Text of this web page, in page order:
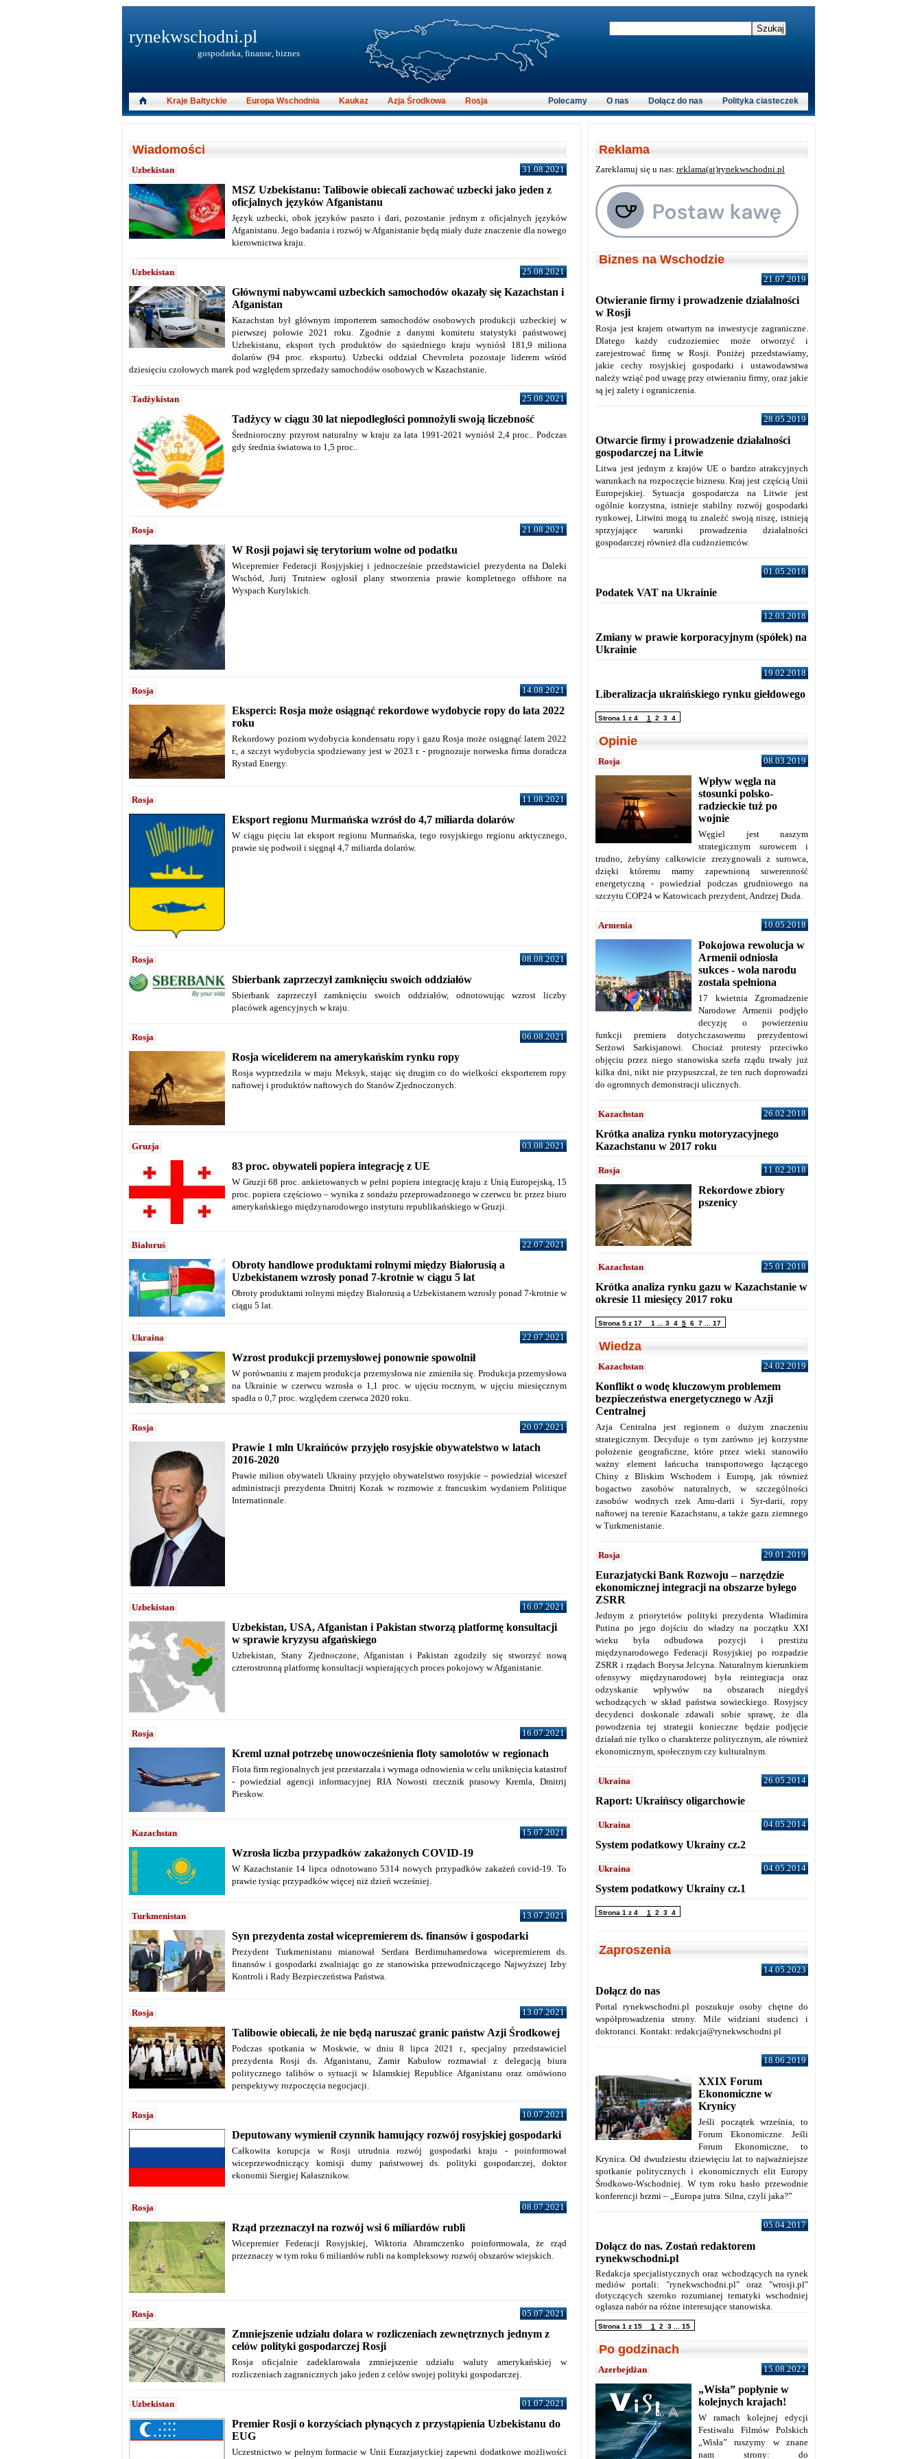
Wiadomości
Uzbekistan 31.08.2021
MSZ Uzbekistanu: Talibowie obiecali zachować uzbecki jako jeden z
oficjalnych języków Afganistanu
Język uzbecki, obok języków paszto i dari, pozostanie jednym z oficjalnych języków
Afganistanu. Jego badania i rozwój w Afganistanie będą miały duże znaczenie dla nowego
kierownictwa kraju.
Uzbekistan 25.08.2021
Głównymi nabywcami uzbeckich samochodów okazały się Kazachstan i
Afganistan
Kazachstan był głównym importerem samochodów osobowych produkcji uzbeckiej w
pierwszej połowie 2021 roku. Zgodnie z danymi komitetu statystyki państwowej
Uzbekistanu, eksport tych produktów do sąsiedniego kraju wyniósł 181,9 miliona
dolarów (94 proc. eksportu). Uzbecki oddział Chevroleta pozostaje liderem wśród
dziesięciu czołowych marek pod względem sprzedaży samochodów osobowych w Kazachstanie.
Tadżykistan 25.08.2021
Tadżycy w ciągu 30 lat niepodległości pomnożyli swoją liczebność
Średnioroczny przyrost naturalny w kraju za lata 1991-2021 wyniósł 2,4 proc.. Podczas
gdy średnia światowa to 1,5 proc..
Rosja 21.08.2021
W Rosji pojawi się terytorium wolne od podatku
Wicepremier Federacji Rosjyjskiej i jednocześnie przedstawiciel prezydenta na Daleki
Wschód, Jurij Trutniew ogłosił plany stworzenia prawie kompletnego offshore na
Wyspach Kurylskich.
Rosja 14.08.2021
Eksperci: Rosja może osiągnąć rekordowe wydobycie ropy do lata 2022
roku
Rekordowy poziom wydobycia kondensatu ropy i gazu Rosja może osiągnąć latem 2022
r., a szczyt wydobycia spodziewany jest w 2023 r. - prognozuje norweska firma doradcza
Rystad Energy.
Rosja 11.08.2021
Eksport regionu Murmańska wzrósł do 4,7 miliarda dolarów
W ciągu pięciu lat eksport regionu Murmańska, tego rosyjskiego regionu arktycznego,
prawie się podwoił i sięgnął 4,7 miliarda dolarów.
Rosja 08.08.2021
Sbierbank zaprzeczył zamknięciu swoich oddziałów
Sbierbank zaprzeczył zamknięciu swoich oddziałów, odnotowując wzrost liczby
placówek agencyjnych w kraju.
Rosja 06.08.2021
Rosja wiceliderem na amerykańskim rynku ropy
Rosja wyprzedziła w maju Meksyk, stając się drugim co do wielkości eksporterem ropy
naftowej i produktów naftowych do Stanów Zjednoczonych.
Gruzja 03.08.2021
83 proc. obywateli popiera integrację z UE
W Gruzji 68 proc. ankietowanych w pełni popiera integrację kraju z Unią Europejską, 15
proc. popiera częściowo – wynika z sondażu przeprowadzonego w czerwcu br. przez biuro
amerykańskiego międzynarodowego instytutu republikańskiego w Gruzji.
Białoruś 22.07.2021
Obroty handlowe produktami rolnymi między Białorusią a
Uzbekistanem wzrosły ponad 7-krotnie w ciągu 5 lat
Obroty produktami rolnymi między Białorusią a Uzbekistanem wzrosły ponad 7-krotnie w
ciągu 5 lat.
Ukraina 22.07.2021
Wzrost produkcji przemysłowej ponownie spowolnił
W porównaniu z majem produkcja przemysłowa nie zmieniła się. Produkcja przemysłowa
na Ukrainie w czerwcu wzrosła o 1,1 proc. w ujęciu rocznym,w ujęciu miesięcznym
spadła o 0,7 proc. względem czerwca 2020 roku.
Rosja 20.07.2021
Prawie 1 mln Ukraińców przyjęło rosyjskie obywatelstwo w latach
2016-2020
Prawie milion obywateli Ukrainy przyjęło obywatelstwo rosyjskie – powiedział wiceszef
administracji prezydenta Dmitrij Kozak w rozmowie z francuskim wydaniem Politique
Internationale.
Uzbekistan 16.07.2021
Uzbekistan, USA, Afganistan i Pakistan stworzą platformę konsultacji
w sprawie kryzysu afgańskiego
Uzbekistan, Stany Zjednoczone, Afganistan i Pakistan zgodziły się stworzyć nową
czterostronną platformę konsultacji wspierających proces pokojowy w Afganistanie.
Rosja 16.07.2021
Kreml uznał potrzebę unowocześnienia floty samolotów w regionach
Flota firm regionalnych jest przestarzała i wymaga odnowienia w celu uniknięcia katastrof
- powiedzial agencji informacyjnej RIA Nowosti rzecznik prasowy Kremla, Dmitrij
Pieskow.
Kazachstan 15.07.2021
Wzrosła liczba przypadków zakażonych COVID-19
W Kazachstanie 14 lipca odnotowano 5314 nowych przypadków zakażeń covid-19. To
prawie tysiąc przypadków więcej niż dzień wcześniej.
Turkmenistan 13.07.2021
Syn prezydenta został wicepremierem ds. finansów i gospodarki
Prezydent Turkmenistanu mianował Serdara Berdimuhamedowa wicepremierem ds.
finansów i gospodarki zwalniając go ze stanowiska przewodniczącego Najwyższej Izby
Kontroli i Rady Bezpieczeństwa Państwa.
Rosja 13.07.2021
Talibowie obiecali, że nie będą naruszać granic państw Azji Środkowej
Podczas spotkania w Moskwie, w dniu 8 lipca 2021 r., specjalny przedstawiciel
prezydenta Rosji ds. Afganistanu, Zamir Kabułow rozmawiał z delegacją biura
politycznego talibów o sytuacji w Islamskiej Republice Afganistanu oraz omówiono
perspektywy rozpoczęcia negocjacji.
Rosja 10.07.2021
Deputowany wymienił czynnik hamujący rozwój rosyjskiej gospodarki
Całkowita korupcja w Rosji utrudnia rozwój gospodarki kraju -poinformował
wiceprzewodniczący komisji dumy państwowej ds. polityki gospodarczej, doktor
ekonomii Siergiej Kałasznikow.
Rosja 08.07.2021
Rząd przeznaczył na rozwój wsi 6 miliardów rubli
Wicepremier Federacji Rosyjskiej, Wiktoria Abramczenko poinformowała, że ​​rząd
przeznaczy w tym roku 6 miliardów rubli na kompleksowy rozwój obszarów wiejskich.
Rosja 05.07.2021
Zmniejszenie udziału dolara w rozliczeniach zewnętrznych jednym z
celów polityki gospodarczej Rosji
Rosja oficjalnie zadeklarowała zmniejszenie udziału waluty amerykańskiej w
rozliczeniach zagranicznych jako jeden z celów swojej polityki gospodarczej.
Uzbekistan 01.07.2021
Premier Rosji o korzyściach płynących z przystąpienia Uzbekistanu do
EUG
Uczestnictwo w pełnym formacie w Unii Eurazjatyckiej zapewni dodatkowe możliwości
rynekwschodni.pl
gospodarka, finanse, biznes
Kraje Bałtyckie Europa Wschodnia Kaukaz Azja Środkowa Rosja Polityka ciasteczek
Dołącz do nas
O nas
Polecamy
Reklama
Zareklamuj się u nas: reklama(at)rynekwschodni.pl
Biznes na Wschodzie
21.07.2019
Otwieranie firmy i prowadzenie działalności
w Rosji
Rosja jest krajem otwartym na inwestycje zagraniczne.
Dlatego każdy cudzoziemiec może otworzyć i
zarejestrować firmę w Rosji. Poniżej przedstawiamy,
jakie cechy rosyjskiej gospodarki i ustawodawstwa
należy wziąć pod uwagę przy otwieraniu firmy, oraz jakie
są jej zalety i ograniczenia.
28.05.2019
Otwarcie firmy i prowadzenie działalności
gospodarczej na Litwie
Litwa jest jednym z krajów UE o bardzo atrakcyjnych
warunkach na rozpoczęcie biznesu. Kraj jest częścią Unii
Europejskiej. Sytuacja gospodarcza na Litwie jest
ogólnie korzystna, istnieje stabilny rozwój gospodarki
rynkowej, Litwini mogą tu znaleźć swoją niszę, istnieją
sprzyjające warunki prowadzenia działalności
gospodarczej również dla cudzoziemców.
01.05.2018
Podatek VAT na Ukrainie
12.03.2018
Zmiany w prawie korporacyjnym (spółek) na
Ukrainie
19.02.2018
Liberalizacja ukraińskiego rynku giełdowego
Strona 1 z 4 1 2 3 4
Opinie
Rosja 08.03.2019
Wpływ węgla na
stosunki polsko-
radzieckie tuż po
wojnie
Węgiel jest naszym
strategicznym surowcem i
trudno, żebyśmy całkowicie zrezygnowali z surowca,
dzięki któremu mamy zapewnioną suwerenność
energetyczną - powiedział podczas grudniowego na
szczytu COP24 w Katowicach prezydent, Andrzej Duda.
Armenia 10.05.2018
Pokojowa rewolucja w
Armenii odniosła
sukces - wola narodu
została spełniona
17 kwietnia Zgromadzenie
Narodowe Armenii podjęło
decyzję o powierzeniu
funkcji premiera dotychczasowemu prezydentowi
Serżowi Sarkisjanowi. Chociaż protesty przeciwko
objęciu przez niego stanowiska szefa rządu trwały już
kilka dni, nikt nie przypuszczał, że ten ruch doprowadzi
do ogromnych demonstracji ulicznych.
Kazachstan 26.02.2018
Krótka analiza rynku motoryzacyjnego
Kazachstanu w 2017 roku
Rosja 11.02.2018
Rekordowe zbiory
pszenicy
Kazachstan 25.01.2018
Krótka analiza rynku gazu w Kazachstanie w
okresie 11 miesięcy 2017 roku
Strona 5 z 17 1 ... 3 4 5 6 7 ... 17
Wiedza
Kazachstan 24.02.2019
Konflikt o wodę kluczowym problemem
bezpieczeństwa energetycznego w Azji
Centralnej
Azja Centralna jest regionem o dużym znaczeniu
strategicznym. Decyduje o tym zarówno jej korzystne
położenie geograficzne, które przez wieki stanowiło
ważny element łańcucha transportowego łączącego
Chiny z Bliskim Wschodem i Europą, jak również
bogactwo zasobów naturalnych, w szczególności
zasobów wodnych rzek Amu-darii i Syr-darii, ropy
naftowej na terenie Kazachstanu, a także gazu ziemnego
w Turkmenistanie.
Rosja 29.01.2019
Eurazjatycki Bank Rozwoju – narzędzie
ekonomicznej integracji na obszarze byłego
ZSRR
Jednym z priorytetów polityki prezydenta Władimira
Putina po jego dojściu do władzy na początku XXI
wieku była odbudowa pozycji i prestiżu
międzynarodowego Federacji Rosyjskiej po rozpadzie
ZSRR i rządach Borysa Jelcyna. Naturalnym kierunkiem
ofensywy międzynarodowej była reintegracja oraz
odzyskanie wpływów na obszarach niegdyś
wchodzących w skład państwa sowieckiego. Rosyjscy
decydenci doskonale zdawali sobie sprawę, że dla
powodzenia tej strategii konieczne będzie podjęcie
działań nie tylko o charakterze politycznym, ale również
ekonomicznym, społecznym czy kulturalnym.
Ukraina 26.05.2014
Raport: Ukraińscy oligarchowie
Ukraina 04.05.2014
System podatkowy Ukrainy cz.2
Ukraina 04.05.2014
System podatkowy Ukrainy cz.1
Strona 1 z 4 1 2 3 4
Zaproszenia
14.05.2023
Dołącz do nas
Portal rynekwschodni.pl poszukuje osoby chętne do
współprowadzenia strony. Mile widziani studenci i
doktoranci. Kontakt: redakcja@rynekwschodni.pl
18.06.2019
XXIX Forum
Ekonomiczne w
Krynicy
Jeśli początek września, to
Forum Ekonomiczne. Jeśli
Forum Ekonomiczne, to
Krynica. Od dwudziestu dziewięciu lat to najważniejsze
spotkanie politycznych i ekonomicznych elit Europy
Środkowo-Wschodniej. W tym roku hasło przewodnie
konferencji brzmi – „Europa jutra. Silna, czyli jaka?”
05.04.2017
Dołącz do nas. Zostań redaktorem
rynekwschodni.pl
Redakcja specjalistycznych oraz wchodzących na rynek
mediów portali: "rynekwschodni.pl" oraz "wrosji.pl"
dotyczących szeroko rozumianej tematyki wschodniej
ogłasza nabór na różne interesujące stanowiska.
Strona 1 z 15 1 2 3 ... 15
Po godzinach
Azerbejdżan 15.08.2022
„Wisła” popłynie w
kolejnych krajach!
W ramach kolejnej edycji
Festiwalu Filmów Polskich
„Wisła” ruszymy w znane
nam strony: do